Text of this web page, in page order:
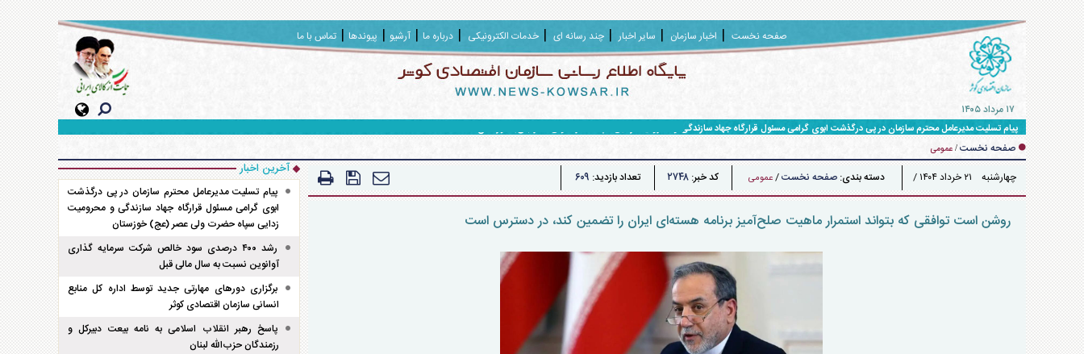
صفحه نخست اخبار سازمان سایر اخبار چند رسانه ای خدمات الکترونیکی درباره ما آرشیو پیوندها تماس با ما
۱۷ مرداد ۱۴۰۵
پیام تسلیت مدیرعامل محترم سازمان در پی درگذشت ابوی گرامی مسئول قرارگاه جهاد سازندگی و محرومیت زدایی سپاه حضرت ولی عصر (عج) خوزستان
صفحه نخست / عمومی
چهارشنبه ۲۱ خرداد ۱۴۰۴ /
دسته بندی: صفحه نخست/عمومی کد خبر: ۲۷۴۸ تعداد بازدید: ۶۰۹
روشن است توافقی که بتواند استمرار ماهیت صلح‌آمیز برنامه هسته‌ای ایران را تضمین کند، در دسترس است
آخرین اخبار
پیام تسلیت مدیرعامل محترم سازمان در پی درگذشت
ابوی گرامی مسئول قرارگاه جهاد سازندگی و محرومیت
زدایی سپاه حضرت ولی عصر (عج) خوزستان
رشد ۴۰۰ درصدی سود خالص شرکت سرمایه گذاری
آوانوین نسبت به سال مالی قبل
برگزاری دور‌های مهارتی جدید توسط اداره کل منابع
انسانی سازمان اقتصادی کوثر
پاسخ رهبر انقلاب اسلامی به نامه بیعت دبیرکل و
رزمندگان حزب‌الله لبنان